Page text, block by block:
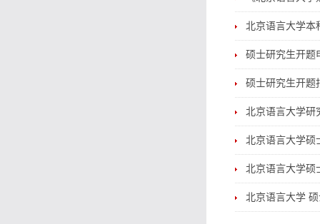
北京语言大学本
硕士研究生开题
硕士研究生开题
北京语言大学研
北京语言大学硕
北京语言大学硕
北京语言大学